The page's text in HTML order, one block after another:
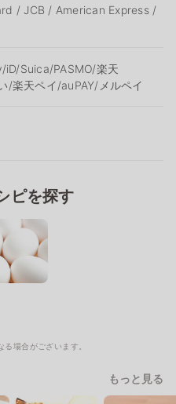
/ JCB / American Express /
Suica/PASMO/楽天
/楽天ペイ/auPAY/メルペイ
ピを探す
場合がございます。
もっと見る